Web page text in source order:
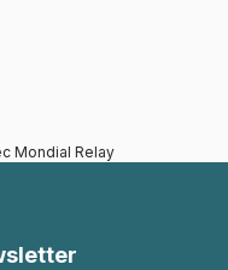
Mondial Relay